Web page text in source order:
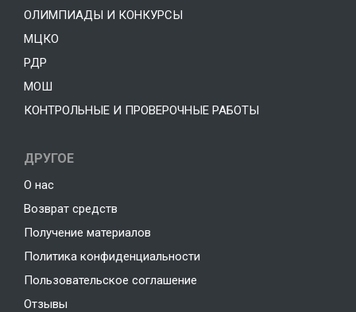
ОЛИМПИАДЫ И КОНКУРСЫ
МЦКО
РДР
МОШ
КОНТРОЛЬНЫЕ И ПРОВЕРОЧНЫЕ РАБОТЫ
ДРУГОЕ
О нас
Возврат средств
Получение материалов
Политика конфиденциальности
Пользовательское соглашение
Отзывы